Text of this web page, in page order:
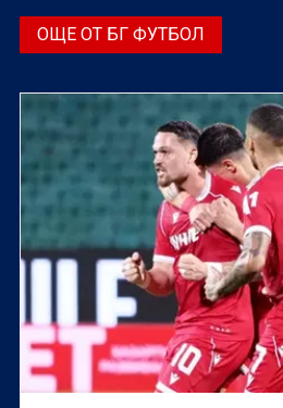
ОЩЕ ОТ БГ ФУТБОЛ